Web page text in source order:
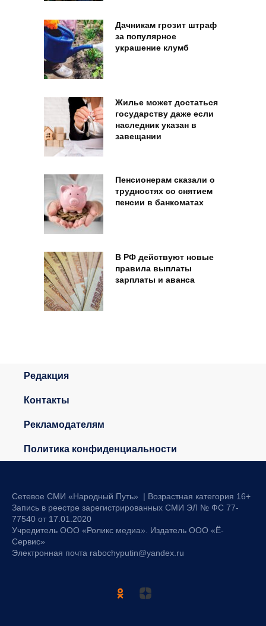
Дачникам грозит штраф
за популярное
украшение клумб
Жилье может достаться
государству даже если
наследник указан в
завещании
Пенсионерам сказали о
трудностях со снятием
пенсии в банкоматах
В РФ действуют новые
правила выплаты
зарплаты и аванса
Редакция
Контакты
Рекламодателям
Политика конфиденциальности
Сетевое СМИ «Народный Путь» | Возрастная категория 16+
Запись в реестре зарегистрированных СМИ ЭЛ № ФС 77-
77540 от 17.01.2020
Учредитель ООО «Роликс медиа». Издатель ООО «Ё-
Сервис»
Электронная почта rabochyputin@yandex.ru